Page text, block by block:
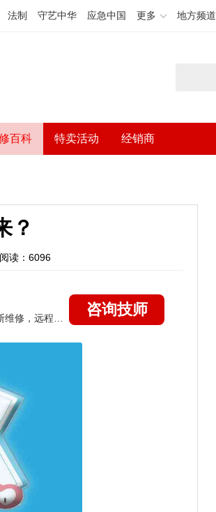
法制 守艺中华 应急中国 更多 地方频道
百科 特卖活动 经销商
？
阅读：6096
咨询技师